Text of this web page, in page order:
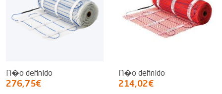
N�o definido
276,75€
N�o definido
214,02€